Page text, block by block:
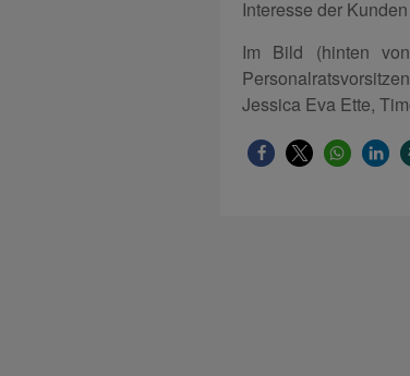
Interesse der
Im Bild (hinten
Jessica Eva Ette,